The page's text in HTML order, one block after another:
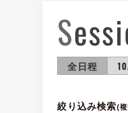
全日程
絞り込み検索(